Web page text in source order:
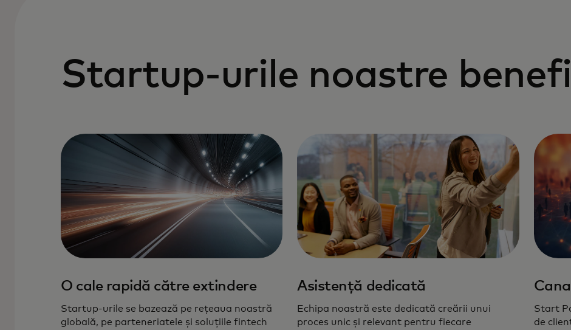
Startup-urile noastre
O cale rapidă către extindere
Startup-urile se bazează pe rețeaua noastră
globală, pe parteneriatele și soluțiile fintech
Asistență dedicată
Echipa noastră este dedicată creării unui
proces unic și relevant pentru fiecare
Start
de